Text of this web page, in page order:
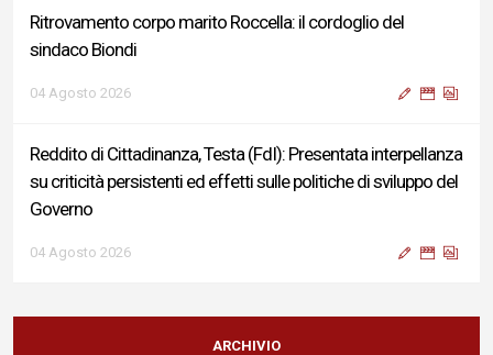
Ritrovamento corpo marito Roccella: il cordoglio del
sindaco Biondi
04 Agosto 2026
Reddito di Cittadinanza, Testa (FdI): Presentata interpellanza
su criticità persistenti ed effetti sulle politiche di sviluppo del
Governo
04 Agosto 2026
Sigismondi, Liris e Testa: “Profondo cordoglio e vicinanza al
Ministro Roccella e alla sua famiglia”
ARCHIVIO